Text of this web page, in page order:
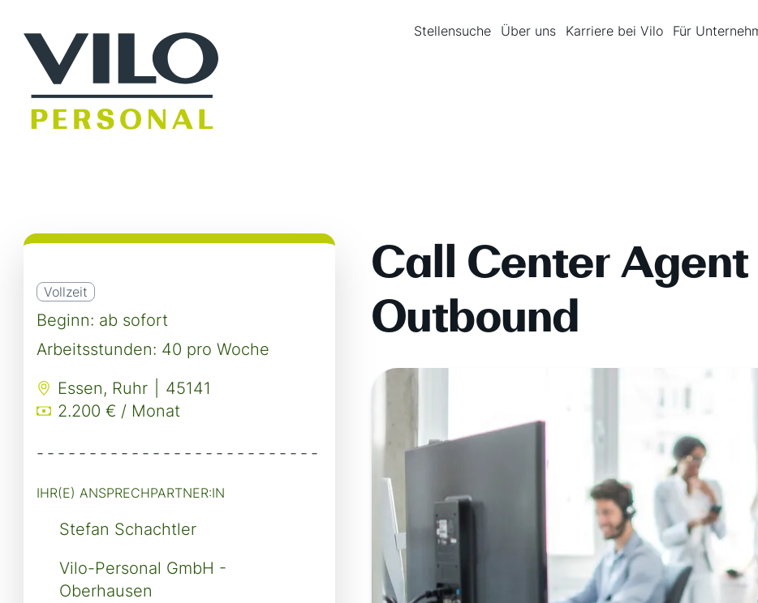
Stellensuche Über uns Karriere bei Vilo Für
Vollzeit
Beginn: ab sofort
Arbeitsstunden: 40 pro Woche
Essen, Ruhr
45141
2.200 € / Monat
----------------------------------------------------------------
IHR(E) ANSPRECHPARTNER:IN
Stefan Schachtler
Vilo-Personal GmbH -
Oberhausen
Call Center
Outbound